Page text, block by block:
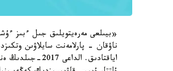
«بيىلعى مەرەيتويلىق جىل ءبىز
ناۋقان - پارلامەنت سايلاۋىن
اياقتادىق.